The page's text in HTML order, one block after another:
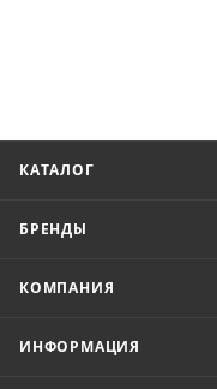
КАТАЛОГ
БРЕНДЫ
КОМПАНИЯ
ИНФОРМАЦИЯ